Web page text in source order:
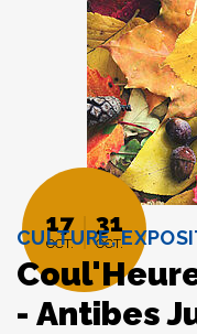
17
OCT.
31
OCT.
CULTURE,
- Antibes